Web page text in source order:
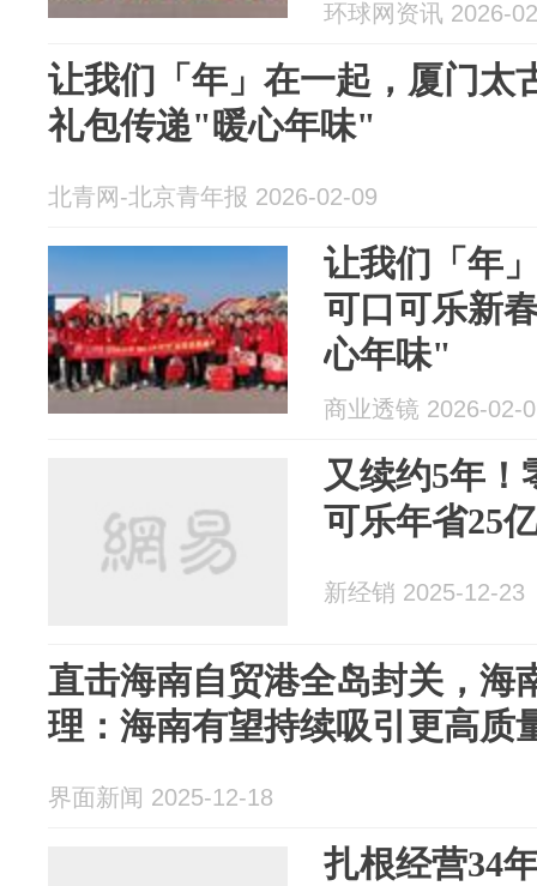
环球网资讯 2026-
让我们「年」在一起，厦门太
礼包传递"暖心年味"
北青网-北京青年报 2026-02-09
让我们「年
可口可乐新
心年味"
商业透镜 2026-02-
又续约5年
可乐年省25
新经销 2025-12-23
直击海南自贸港全岛封关，海
理：海南有望持续吸引更高质
界面新闻 2025-12-18
扎根经营34